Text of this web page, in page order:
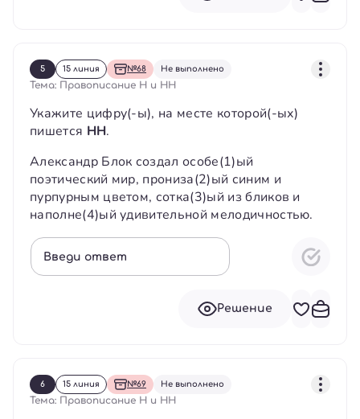
5 15 линия №68 Не выполнено
Тема: Правописание Н и НН
Укажите цифру(-ы), на месте которой(-ых)
пишется НН.
Александр Блок создал особе(1)ый
поэтический мир, прониза(2)ый синим и
пурпурным цветом, сотка(3)ый из бликов и
наполне(4)ый удивительной мелодичностью.
Введи ответ
Решение
6 15 линия №69 Не выполнено
Тема: Правописание Н и НН